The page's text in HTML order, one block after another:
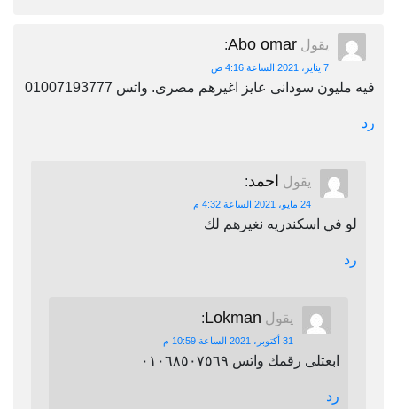
يقول Abo omar
:
7 يناير، 2021 الساعة 4:16 ص
فيه مليون سودانى عايز اغيرهم مصرى. واتس 01007193777
رد
يقول احمد:
24 مايو، 2021 الساعة 4:32 م
لو في اسكندريه نغيرهم لك
رد
يقول Lokman
:
31 أكتوبر، 2021 الساعة 10:59 م
ابعتلى رقمك واتس ٠١٠٦٨٥٠٧٥٦٩
رد